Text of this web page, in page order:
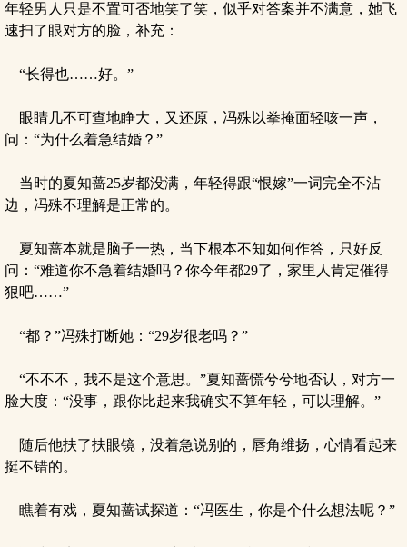
年轻男人只是不置可否地笑了笑，似乎对答案并不满意，她飞
速扫了眼对方的脸，补充：
“长得也……好。”
眼睛几不可查地睁大，又还原，冯殊以拳掩面轻咳一声，
问：“为什么着急结婚？”
当时的夏知蔷25岁都没满，年轻得跟“恨嫁”一词完全不沾
边，冯殊不理解是正常的。
夏知蔷本就是脑子一热，当下根本不知如何作答，只好反
问：“难道你不急着结婚吗？你今年都29了，家里人肯定催得
狠吧……”
“都？”冯殊打断她：“29岁很老吗？”
“不不不，我不是这个意思。”夏知蔷慌兮兮地否认，对方一
脸大度：“没事，跟你比起来我确实不算年轻，可以理解。”
随后他扶了扶眼镜，没着急说别的，唇角维扬，心情看起来
挺不错的。
瞧着有戏，夏知蔷试探道：“冯医生，你是个什么想法呢？”